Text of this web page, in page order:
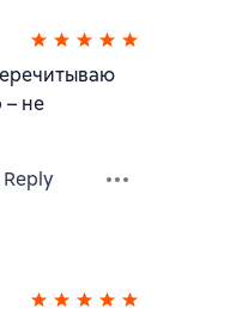
– не
Reply